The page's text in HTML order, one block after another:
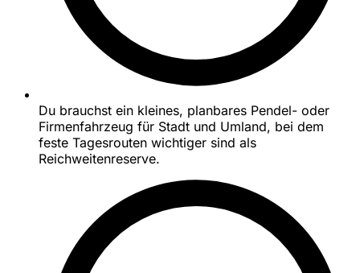
Du brauchst ein kleines, planbares Pendel- oder
Firmenfahrzeug für Stadt und Umland, bei dem
feste Tagesrouten wichtiger sind als
Reichweitenreserve.